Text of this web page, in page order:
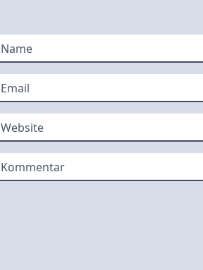
Name
Email
Website
Kommentar